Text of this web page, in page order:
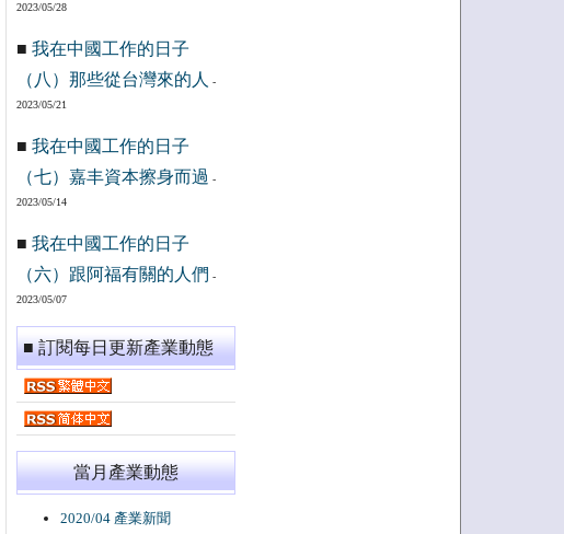
2023/05/28
■ 我在中國工作的日子
（八）那些從台灣來的人
-
2023/05/21
■ 我在中國工作的日子
（七）嘉丰資本擦身而過 -
2023/05/14
■ 我在中國工作的日子
（六）跟阿福有關的人們 -
2023/05/07
■ 訂閱每日更新產業動態
當月產業動態
2020/04 產業新聞